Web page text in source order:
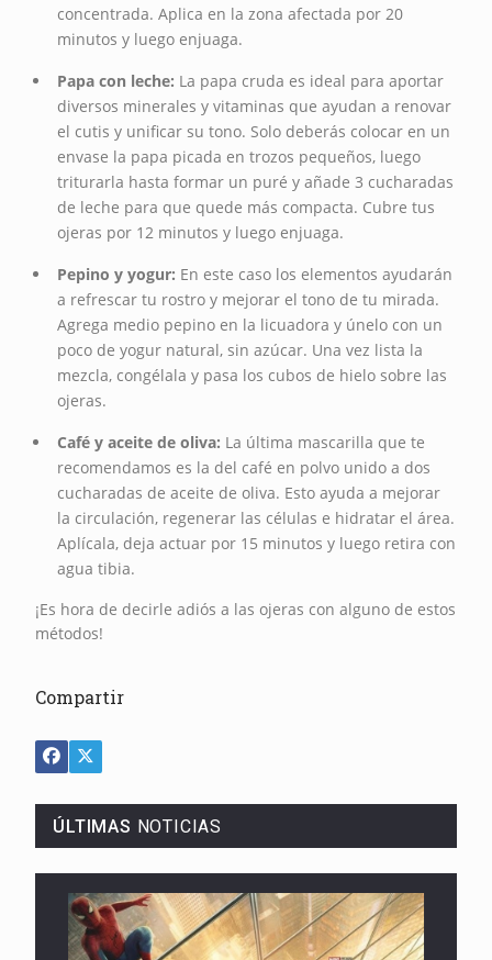
concentrada. Aplica en la zona afectada por 20
minutos y luego enjuaga.
Papa con leche: La papa cruda es ideal para aportar
diversos minerales y vitaminas que ayudan a renovar
el cutis y unificar su tono. Solo deberás colocar en un
envase la papa picada en trozos pequeños, luego
triturarla hasta formar un puré y añade 3 cucharadas
de leche para que quede más compacta. Cubre tus
ojeras por 12 minutos y luego enjuaga.
Pepino y yogur: En este caso los elementos ayudarán
a refrescar tu rostro y mejorar el tono de tu mirada.
Agrega medio pepino en la licuadora y únelo con un
poco de yogur natural, sin azúcar. Una vez lista la
mezcla, congélala y pasa los cubos de hielo sobre las
ojeras.
Café y aceite de oliva: La última mascarilla que te
recomendamos es la del café en polvo unido a dos
cucharadas de aceite de oliva. Esto ayuda a mejorar
la circulación, regenerar las células e hidratar el área.
Aplícala, deja actuar por 15 minutos y luego retira con
agua tibia.
¡Es hora de decirle adiós a las ojeras con alguno de estos
métodos!
Compartir
ÚLTIMAS NOTICIAS